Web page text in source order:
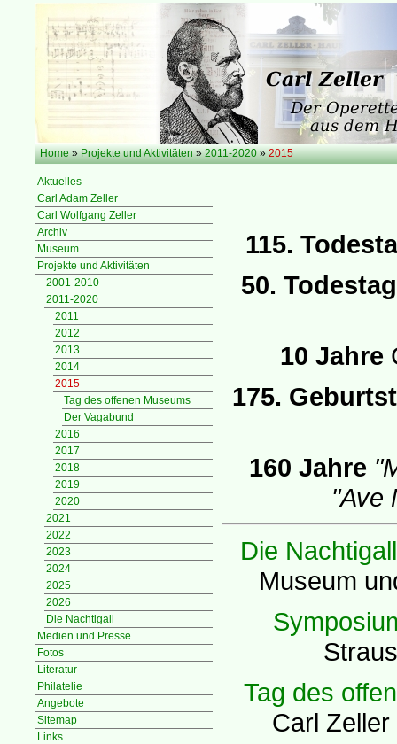
Home »Projekte und Aktivitäten »2011-2020 »2015
Aktuelles
Carl Adam Zeller
Carl Wolfgang Zeller
Archiv
Museum
Projekte und Aktivitäten
2001-2010
2011-2020
2011
2012
2013
2014
2015
Tag des offenen Museums
Der Vagabund
2016
2017
2018
2019
2020
2021
2022
2023
2024
2025
2026
Die Nachtigall
Medien und Presse
Fotos
Literatur
Philatelie
Angebote
Sitemap
Links
115.
50. Todestag
10 Jahre
175.
160 Jahre
"Ave
Die Nachtigall
Museum
Tag des
Carl